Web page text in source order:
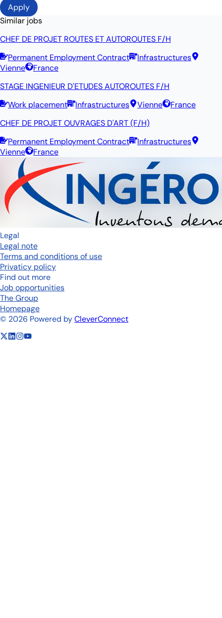
Apply
Similar jobs
CHEF DE PROJET ROUTES ET AUTOROUTES F/H
Permanent Employment Contract
Infrastructures
Vienne
France
STAGE INGENIEUR D'ETUDES AUTOROUTES F/H
Work placement
Infrastructures Vienne
France
CHEF DE PROJET OUVRAGES D'ART (F/H)
Permanent Employment Contract
Infrastructures
Vienne
France
Legal
Legal note
Terms and conditions of use
Privaticy policy
Find out more
Job opportunities
The Group
Homepage
© 2026 Powered byCleverConnect